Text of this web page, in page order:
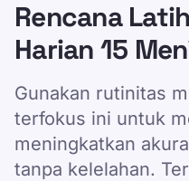
Rencana
Harian 15
Gunakan rutinitas
terfokus ini untuk
meningkatkan
tanpa kelelahan.